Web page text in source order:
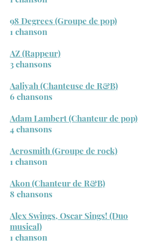
98 Degrees (Groupe de pop)
1 chanson
AZ (Rappeur)
3 chansons
Aaliyah (Chanteuse de R&B)
6 chansons
Adam Lambert (Chanteur de pop)
4 chansons
Aerosmith (Groupe de rock)
1 chanson
Akon (Chanteur de R&B)
8 chansons
Alex Swings, Oscar Sings! (Duo
musical)
1 chanson